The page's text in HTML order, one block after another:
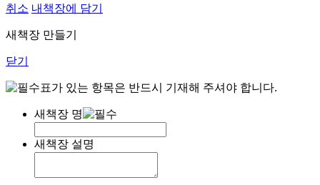
취소 내책장에 담기
새책장 만들기
닫기
표가 있는 항목은 반드시 기재해 주셔야 합니다.
새책장 명
새책장 설명